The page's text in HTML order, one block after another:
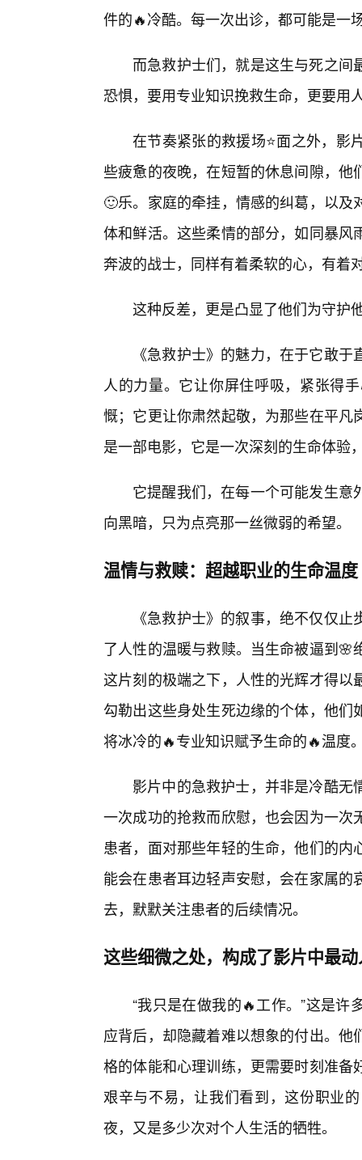
件的🔥冷酷。每一次出诊，都可能是一
而急救护士们，就是这生与死之
恐惧，要用专业知识挽救生命，更要用
在节奏紧张的救援场⭐面之外，影
些疲惫的夜晚，在短暂的休息间隙，
🙂乐。家庭的牵挂，情感的纠葛，以
体和鲜活。这些柔情的部分，如同暴
奔波的战士，同样有着柔软的心，有着
这种反差，更是凸显了他们为守护
《急救护士》的魅力，在于它敢
人的力量。它让你屏住呼吸，紧张得
慨；它更让你肃然起敬，为那些在平
是一部电影，它是一次深刻的生命体验
它提醒我们，在每一个可能发生
向黑暗，只为点亮那一丝微弱的希望。
温情与救赎：超越职业的生命温度
《急救护士》的叙事，绝不仅仅
了人性的温暖与救赎。当生命被逼到
这片刻的极端之下，人性的光辉才得
勾勒出这些身处生死边缘的个体，他
将冰冷的🔥专业知识赋予生命的🔥温度
影片中的急救护士，并非是冷酷
一次成功的抢救而欣慰，也会因为一
患者，面对那些年轻的生命，他们的
能会在患者耳边轻声安慰，会在家属
去，默默关注患者的后续情况。
这些细微之处，构成了影片中最
“我只是在做我的🔥工作。”这是
应背后，却隐藏着难以想象的付出。
格的体能和心理训练，更需要时刻准
艰辛与不易，让我们看到，这份职业
夜，又是多少次对个人生活的牺牲。